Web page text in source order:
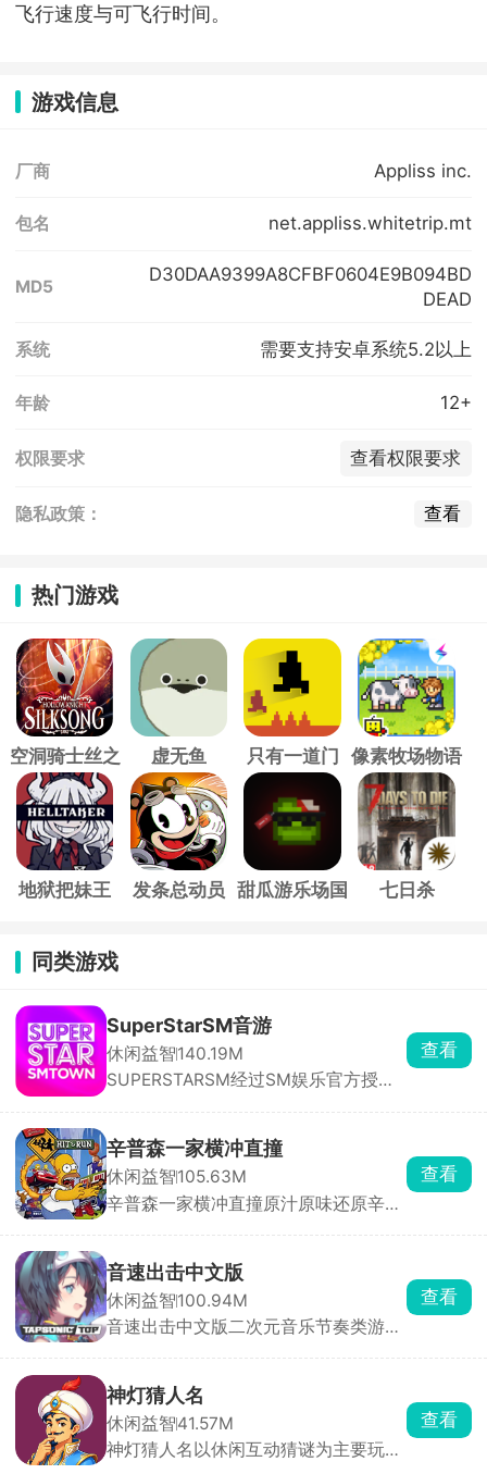
飞行速度与可飞行时间。
游戏信息
厂商 Appliss inc.
包名 net.appliss.whitetrip.mt
MD5
D30DAA9399A8CFBF0604E9B094BD
DEAD
系统 需要支持安卓系统5.2以上
年龄 12+
权限要求 查看权限要求
隐私政策： 查看
热门游戏
空洞骑士丝之
歌
虚无鱼 只有一道门 像素牧场物语
地狱把妹王 发条总动员
甜瓜游乐场国
七日杀
同类游戏
SuperStarSM音游
休闲益智140.19M
SUPERSTARSM经过SM娱乐官方授
到判定线的瞬间点击屏幕完成击打，精
准敲击即可积累分数、推进曲目演奏。
除此之外，游戏还搭载了完整的闯关养
成体系与实时PK竞技两大核心系统。满
查看
辛普森一家横冲直撞
休闲益智105.63M
辛普森一家横冲直撞原汁原味还原辛普
角色，在春田镇三大片区自由探索，驾
驶数十种风格迥异的载具，每辆车拥有
独立加速曲线与碰撞反馈，适配不同角
色性格。玩法融合竞速、跑酷、道具收
查看
音速出击中文版
休闲益智100.94M
音速出击中文版二次元音乐节奏类游
内容，能够更好的让各位玩家了解世界
观背景。跟随着音乐节奏开启指尖挑
战，非常考验玩家的手速和反应力，达
成关卡任务成就，获得丰厚的奖励。
查看
神灯猜人名
休闲益智41.57M
神灯猜人名以休闲互动猜谜为主要玩
查看